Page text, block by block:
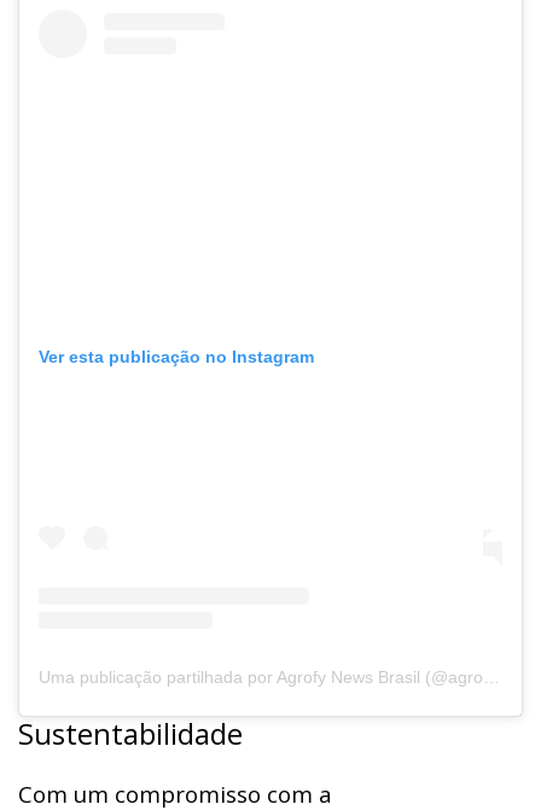
Ver esta publicação no Instagram
Sustentabilidade
Com um compromisso com a